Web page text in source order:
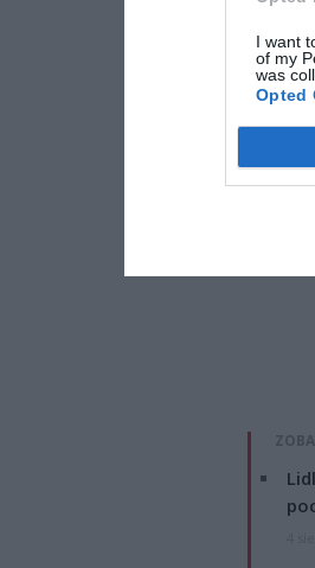
I want
of my
was
Opted